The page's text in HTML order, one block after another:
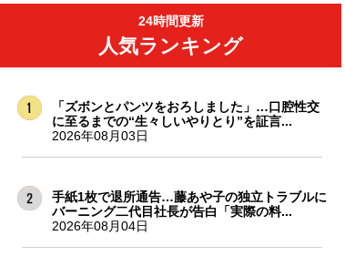
24時間更新
人気ランキング
「ズボンとパンツをおろしました」…口腔性交
に至るまでの“生々しいやりとり”を証言...
2026年08月03日
手紙1枚で退所通告…藤あや子の独立トラブルに
バーニング二代目社長が告白「実際の料...
2026年08月04日